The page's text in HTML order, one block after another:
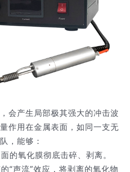
会产生局部极其强大的冲击波
作用在金属表面，如同一支无
，能够：
的氧化膜彻底击碎、剥离。
“声流”效应，将剥离的氧化物